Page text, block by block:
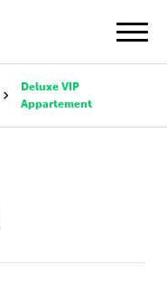
Deluxe VIP
Appartement